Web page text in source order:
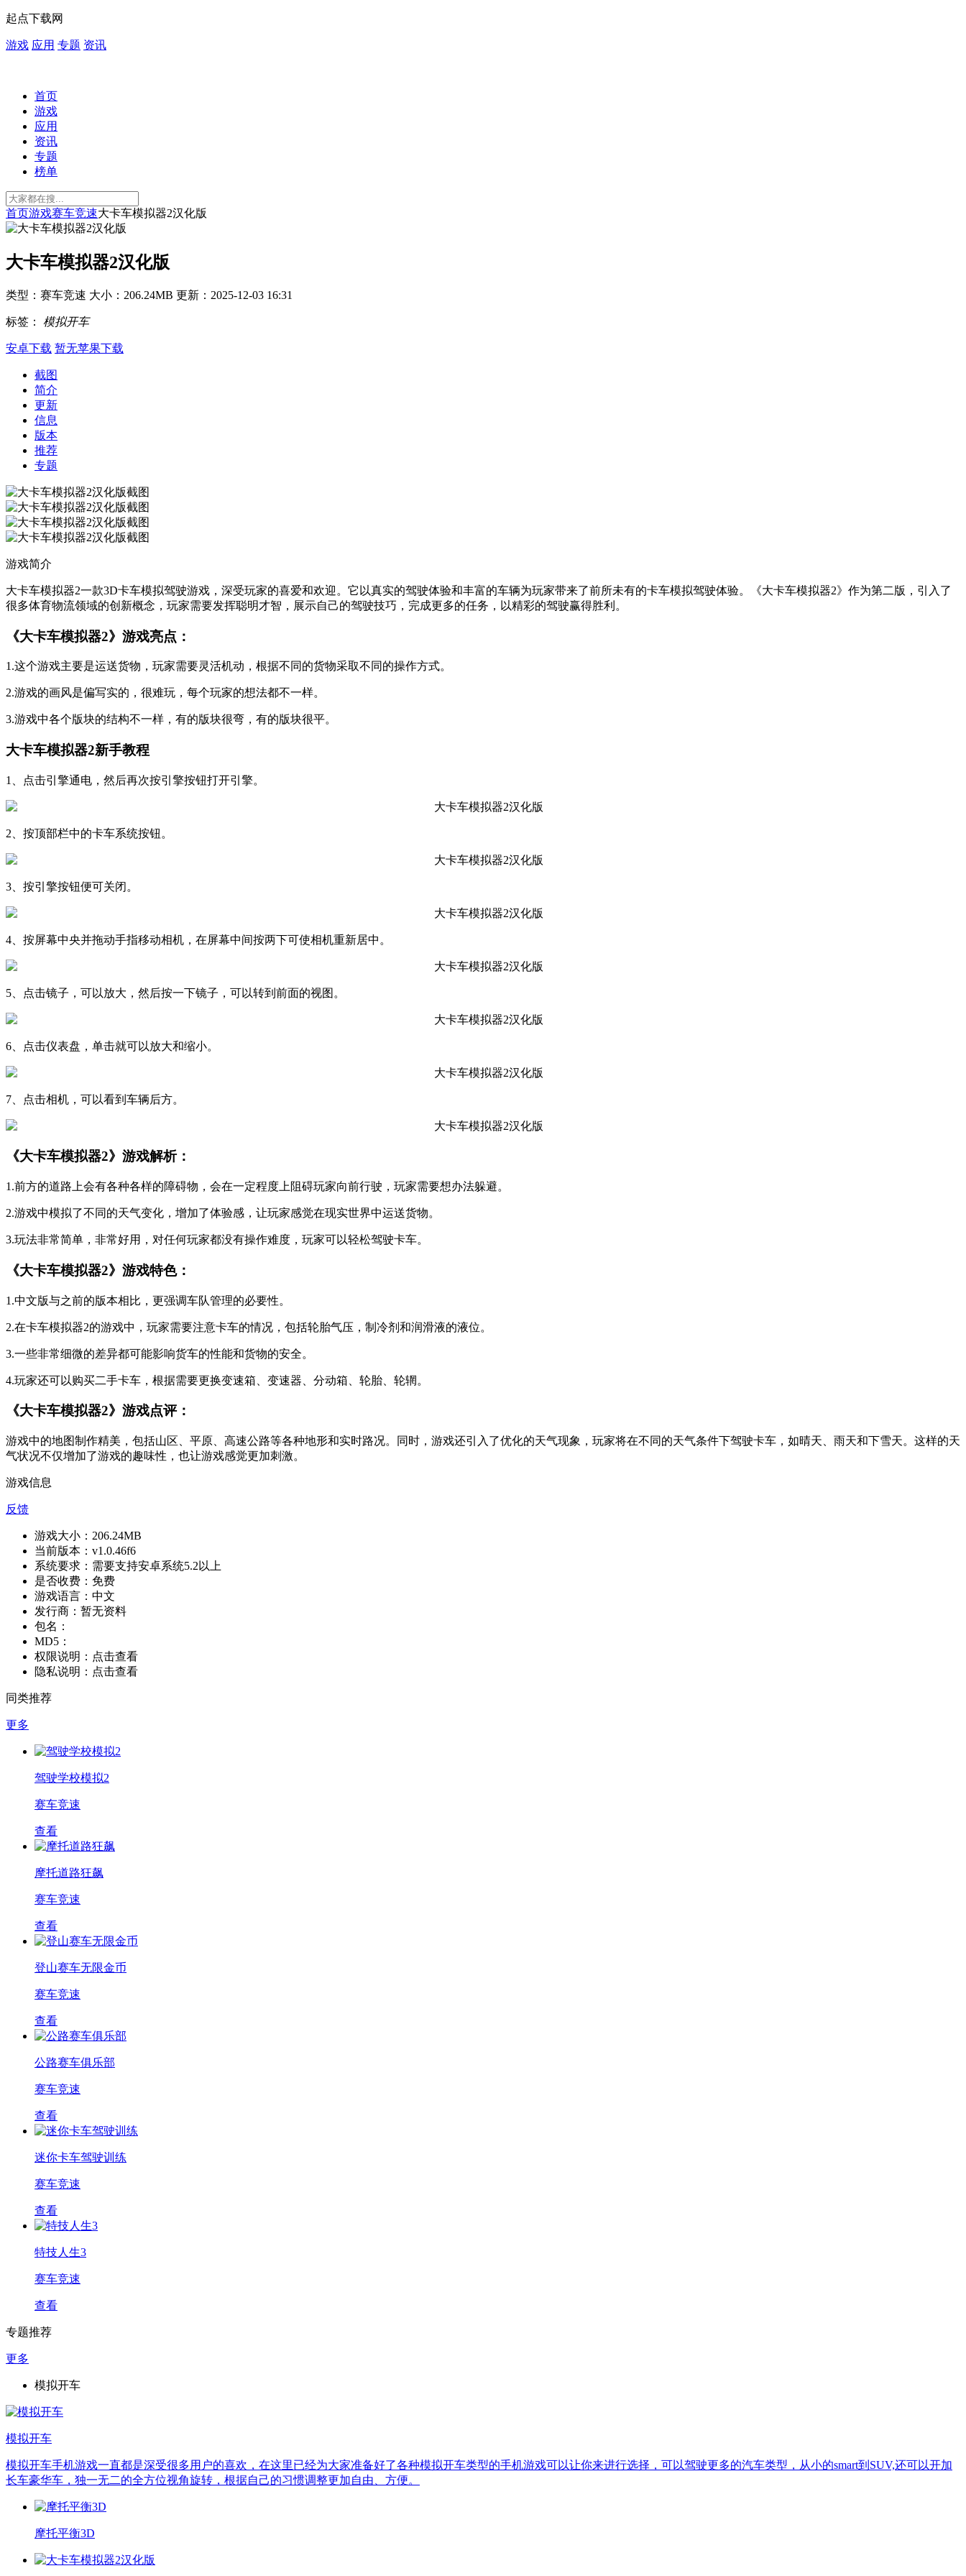
起点下载网
游戏 应用 专题 资讯
首页
游戏
应用
资讯
专题
榜单
首页游戏赛车竞速大卡车模拟器2汉化版
大卡车模拟器2汉化版
类型：赛车竞速 大小：206.24MB 更新：2025-12-03 16:31
标签： 模拟开车
安卓下载 暂无苹果下载
截图
简介
更新
信息
版本
推荐
专题
游戏简介
大卡车模拟器2一款3D卡车模拟驾驶游戏，深受玩家的喜爱和欢迎。它以真实的驾驶体验和丰富的车辆为玩家带来了前所未有的卡车模拟驾驶体验。《大卡车模拟器2》作为第二版，引入了
很多体育物流领域的创新概念，玩家需要发挥聪明才智，展示自己的驾驶技巧，完成更多的任务，以精彩的驾驶赢得胜利。
《大卡车模拟器2》游戏亮点：
1.这个游戏主要是运送货物，玩家需要灵活机动，根据不同的货物采取不同的操作方式。
2.游戏的画风是偏写实的，很难玩，每个玩家的想法都不一样。
3.游戏中各个版块的结构不一样，有的版块很弯，有的版块很平。
大卡车模拟器2新手教程
1、点击引擎通电，然后再次按引擎按钮打开引擎。
2、按顶部栏中的卡车系统按钮。
3、按引擎按钮便可关闭。
4、按屏幕中央并拖动手指移动相机，在屏幕中间按两下可使相机重新居中。
5、点击镜子，可以放大，然后按一下镜子，可以转到前面的视图。
6、点击仪表盘，单击就可以放大和缩小。
7、点击相机，可以看到车辆后方。
《大卡车模拟器2》游戏解析：
1.前方的道路上会有各种各样的障碍物，会在一定程度上阻碍玩家向前行驶，玩家需要想办法躲避。
2.游戏中模拟了不同的天气变化，增加了体验感，让玩家感觉在现实世界中运送货物。
3.玩法非常简单，非常好用，对任何玩家都没有操作难度，玩家可以轻松驾驶卡车。
《大卡车模拟器2》游戏特色：
1.中文版与之前的版本相比，更强调车队管理的必要性。
2.在卡车模拟器2的游戏中，玩家需要注意卡车的情况，包括轮胎气压，制冷剂和润滑液的液位。
3.一些非常细微的差异都可能影响货车的性能和货物的安全。
4.玩家还可以购买二手卡车，根据需要更换变速箱、变速器、分动箱、轮胎、轮辋。
《大卡车模拟器2》游戏点评：
游戏中的地图制作精美，包括山区、平原、高速公路等各种地形和实时路况。同时，游戏还引入了优化的天气现象，玩家将在不同的天气条件下驾驶卡车，如晴天、雨天和下雪天。这样的天
气状况不仅增加了游戏的趣味性，也让游戏感觉更加刺激。
游戏信息
反馈
游戏大小： 206.24MB
当前版本： v1.0.46f6
系统要求： 需要支持安卓系统5.2以上
是否收费： 免费
游戏语言： 中文
发行商： 暂无资料
包名：
MD5：
权限说明： 点击查看
隐私说明： 点击查看
同类推荐
更多
驾驶学校模拟2
赛车竞速
查看
摩托道路狂飙
赛车竞速
查看
登山赛车无限金币
赛车竞速
查看
公路赛车俱乐部
赛车竞速
查看
迷你卡车驾驶训练
赛车竞速
查看
特技人生3
赛车竞速
查看
专题推荐
更多
模拟开车
模拟开车
模拟开车手机游戏一直都是深受很多用户的喜欢，在这里已经为大家准备好了各种模拟开车类型的手机游戏可以让你来进行选择，可以驾驶更多的汽车类型，从小的smart到SUV,还可以开加
长车豪华车，独一无二的全方位视角旋转，根据自己的习惯调整更加自由、方便。
摩托平衡3D